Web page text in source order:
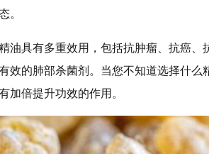
。
油具有多重效用，包括抗肿瘤、抗癌
效的肺部杀菌剂。当您不知道选择什
加倍提升功效的作用。